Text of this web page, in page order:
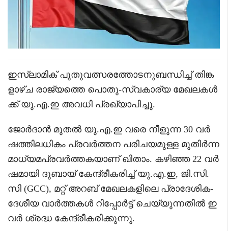
ഇസ്‌ലാമിക് പുതുവത്സരത്തോടനുബന്ധിച്ച് തിങ്ക
ളാഴ്ച രാജ്യത്തെ പൊതു-സ്വകാര്യ മേഖലകൾ
ക്ക് യു.എ.ഇ അവധി പ്രഖ്യാപിച്ചു.
ജോർദാൻ മുതൽ യു.എ.ഇ വരെ നീളുന്ന 30 വർ
ഷത്തിലധികം പ്രവർത്തന പരിചയമുള്ള മുതിർന്ന
മാധ്യമപ്രവർത്തകയാണ് ഖിതാം. കഴിഞ്ഞ 22 വർ
ഷമായി ദുബായ് കേന്ദ്രീകരിച്ച് യു.എ.ഇ, ജി.സി.
സി (GCC), മറ്റ് അറബ് മേഖലകളിലെ പ്രാദേശിക-
ദേശീയ വാർത്തകൾ റിപ്പോർട്ട് ചെയ്യുന്നതിൽ ഇ
വർ ശ്രദ്ധ കേന്ദ്രീകരിക്കുന്നു.